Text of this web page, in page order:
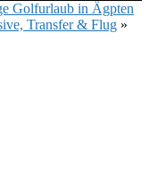
Golfurlaub in Ägpten
Transfer & Flug »